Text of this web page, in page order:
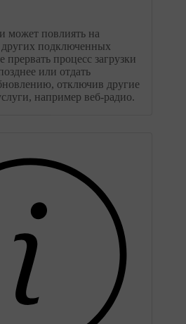
может повлиять на
других подключенных
процесс загрузки
или отдать
отключив другие
например веб-радио.